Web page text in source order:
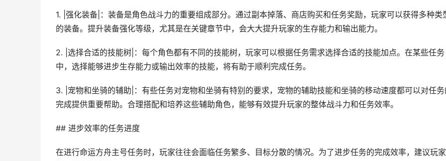
1. |强化装备|：装备是角色战斗力的重要组成部分。通过副本掉落、商店购买和任务奖励，玩家可以获得多种类
的装备。提升装备强化等级，尤其是在关键章节中，会大大提升玩家的生存能力和输出能力。
2. |选择合适的技能树|：每个角色都有不同的技能树，玩家可以根据任务需求选择合适的技能加点。在某些任务
中，选择能够进步生存能力或输出效率的技能，将有助于顺利完成任务。
3. |宠物和坐骑的辅助|：有些任务对宠物和坐骑有特别的要求，宠物的辅助技能和坐骑的移动速度都可以对任务
完成提供重要帮助。合理搭配和培养这些辅助角色，能够有效提升玩家的整体战斗力和任务效率。
## 进步效率的任务进度
在进行命运方舟主号任务时，玩家往往会面临任务繁多、目标分散的情况。为了进步任务的完成效率，建议玩